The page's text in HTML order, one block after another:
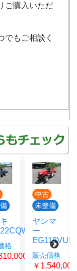
ご購入いただ
でもご相談く
格
中古
未整備
ヤンマ
ー
販売価格
￥1,540,000-